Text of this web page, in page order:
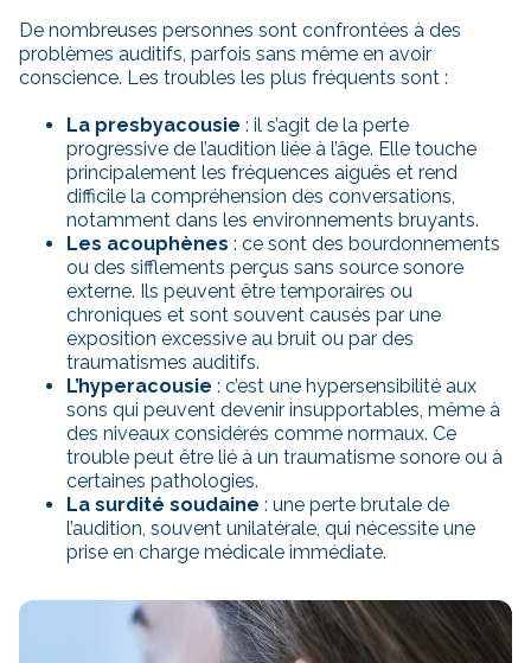
De nombreuses personnes sont confrontées à des
problèmes auditifs, parfois sans même en avoir
conscience. Les troubles les plus fréquents sont :
La presbyacousie : il s’agit de la perte
progressive de l’audition liée à l’âge. Elle touche
principalement les fréquences aiguës et rend
difficile la compréhension des conversations,
notamment dans les environnements bruyants.
Les acouphènes : ce sont des bourdonnements
ou des sifflements perçus sans source sonore
externe. Ils peuvent être temporaires ou
chroniques et sont souvent causés par une
exposition excessive au bruit ou par des
traumatismes auditifs.
L’hyperacousie : c’est une hypersensibilité aux
sons qui peuvent devenir insupportables, même à
des niveaux considérés comme normaux. Ce
trouble peut être lié à un traumatisme sonore ou à
certaines pathologies.
La surdité soudaine : une perte brutale de
l’audition, souvent unilatérale, qui nécessite une
prise en charge médicale immédiate.